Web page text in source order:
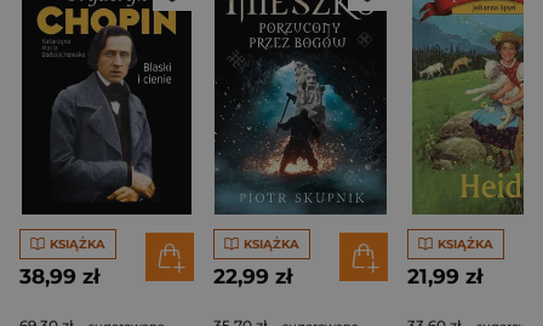
KSIĄŻKA
38,99 zł
KSIĄŻKA
22,99 zł
KSIĄŻKA
21,99 zł